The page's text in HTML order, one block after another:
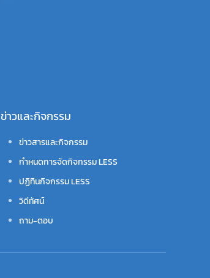
ข่าวและกิจกรรม
ข่าวสารและกิจกรรม
กำหนดการจัดกิจกรรม LESS
ปฏิทินกิจกรรม LESS
วิดีทัศน์
ถาม-ตอบ